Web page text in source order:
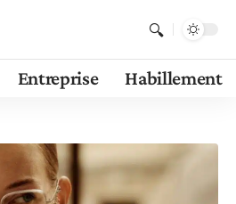
Entreprise Habillement